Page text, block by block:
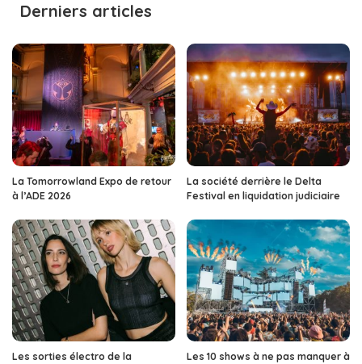
Derniers articles
La Tomorrowland Expo de retour
à l’ADE 2026
La société derrière le Delta
Festival en liquidation judiciaire
Les sorties électro de la
Les 10 shows à ne pas manquer à